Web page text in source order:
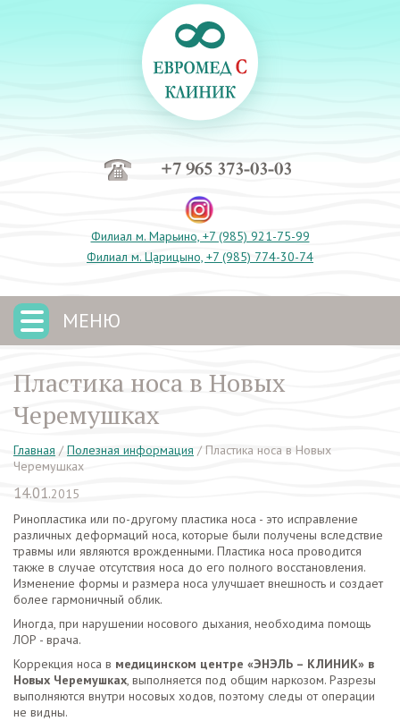
+7 965 373-03-03
Филиал м. Марьино, +7 (985) 921-75-99
Филиал м. Царицыно, +7 (985) 774-30-74
МЕНЮ
Пластика носа в Новых
Черемушках
Главная / Полезная информация / Пластика носа в Новых
Черемушках
14.01.2015
Ринопластика или по-другому пластика носа - это исправление
различных деформаций носа, которые были получены вследствие
травмы или являются врожденными. Пластика носа проводится
также в случае отсутствия носа до его полного восстановления.
Изменение формы и размера носа улучшает внешность и создает
более гармоничный облик.
Иногда, при нарушении носового дыхания, необходима помощь
ЛОР - врача.
Коррекция носа в медицинском центре «ЭНЭЛЬ – КЛИНИК» в
Новых Черемушках, выполняется под общим наркозом. Разрезы
выполняются внутри носовых ходов, поэтому следы от операции
не видны.